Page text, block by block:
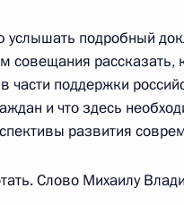
Президент России —
гражданам школьного
возраста
Виртуальный тур по
Кремлю
Владимир Путин —
личный сайт
подробный
совещания
части поддержки
и что здесь
развития
Слово Михаилу